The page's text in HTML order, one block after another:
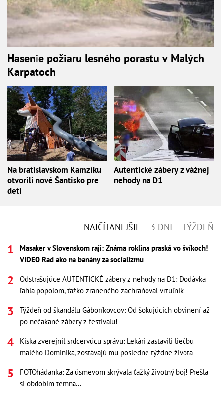
Hasenie požiaru lesného porastu v Malých
Karpatoch
Na bratislavskom Kamzíku
otvorili nové Šantisko pre
deti
Autentické zábery z vážnej
nehody na D1
NAJČÍTANEJŠIE 3 DNI TÝŽDEŇ
Masaker v Slovenskom raji: Známa roklina praská vo švíkoch!
VIDEO Rad ako na banány za socializmu
Odstrašujúce AUTENTICKÉ zábery z nehody na D1: Dodávka
ľahla popolom, ťažko zraneného zachraňoval vrtuľník
Týždeň od škandálu Gáboríkovcov: Od šokujúcich obvinení až
po nečakané zábery z festivalu!
Kiska zverejnil srdcervúcu správu: Lekári zastavili liečbu
malého Dominika, zostávajú mu posledné týždne života
FOTOhádanka: Za úsmevom skrývala ťažký životný boj! Prešla
si obdobím temna...